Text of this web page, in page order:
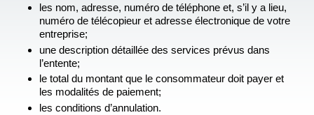
les nom, adresse, numéro de téléphone et, s’il y a lieu,
numéro de télécopieur et adresse électronique de votre
entreprise;
une description détaillée des services prévus dans
l’entente;
le total du montant que le consommateur doit payer et
les modalités de paiement;
les conditions d’annulation.